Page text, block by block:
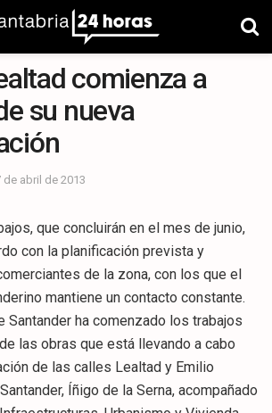
comienza a
su nueva
de abril de 2013
que concluirán en el mes de junio,
con la planificación prevista y
de la zona, con los que el
mantiene un contacto constante.
Santander ha comenzado los trabajos
las obras que está llevando a cabo
de las calles Lealtad y Emilio
Íñigo de la Serna, acompañado